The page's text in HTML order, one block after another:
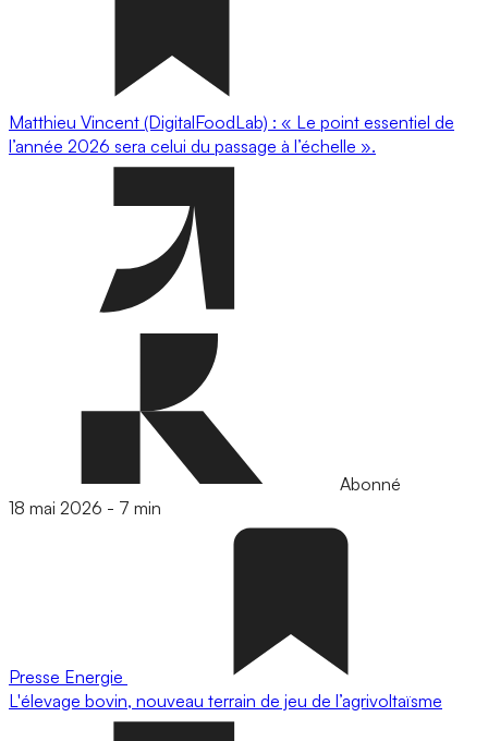
Matthieu Vincent (DigitalFoodLab) : « Le point essentiel de
l’année 2026 sera celui du passage à l’échelle ».
Abonné
18 mai 2026 - 7 min
Presse Energie
L'élevage bovin, nouveau terrain de jeu de l’agrivoltaïsme